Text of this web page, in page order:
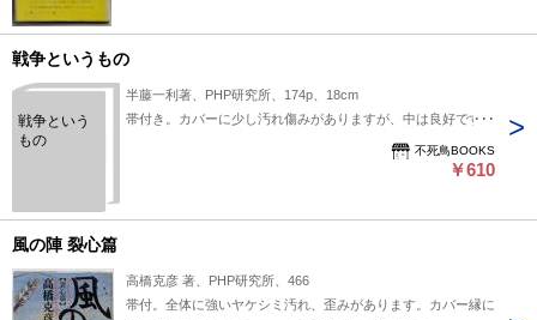
戦争というもの
戦争という
もの
半藤一利著、PHP研究所、174p、18cm
帯付き。カバーに少し汚れ傷みがありますが、中は良好です。
不死鳥BOOKS
￥610
風の陣 裂心篇
高橋克彦 著、PHP研究所、466
帯付。全体に強いヤケシミ汚れ、歪みがあります。カバー縁に